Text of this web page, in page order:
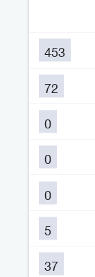
453
72
0
0
0
5
37